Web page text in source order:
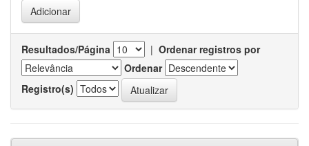
Resultados/Página | Ordenar registros por
Ordenar
Registro(s)